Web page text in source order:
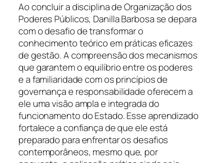
Ao concluir a disciplina de Organização dos
Poderes Públicos, Danilla Barbosa se depara
com o desafio de transformar o
conhecimento teórico em práticas eficazes
de gestão. A compreensão dos mecanismos
que garantem o equilíbrio entre os poderes
e a familiaridade com os princípios de
governança e responsabilidade oferecem a
ele uma visão ampla e integrada do
funcionamento do Estado. Esse aprendizado
fortalece a confiança de que ele está
preparado para enfrentar os desafios
contemporâneos, mesmo que, por